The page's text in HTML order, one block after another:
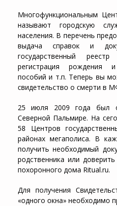
Многофункциональным
называют городскую
населения. В перечень
выдача справок и
государственный
регистрация рождения
пособий и т.п. Теперь вы
свидетельство о смерти в
25 июля 2009 года был
Северной Пальмире. На
58 Центров
районах мегаполиса. В
получить необходимый
родственника или
похоронного дома Ritual.ru.
Для получения
«одного окна» необходимо